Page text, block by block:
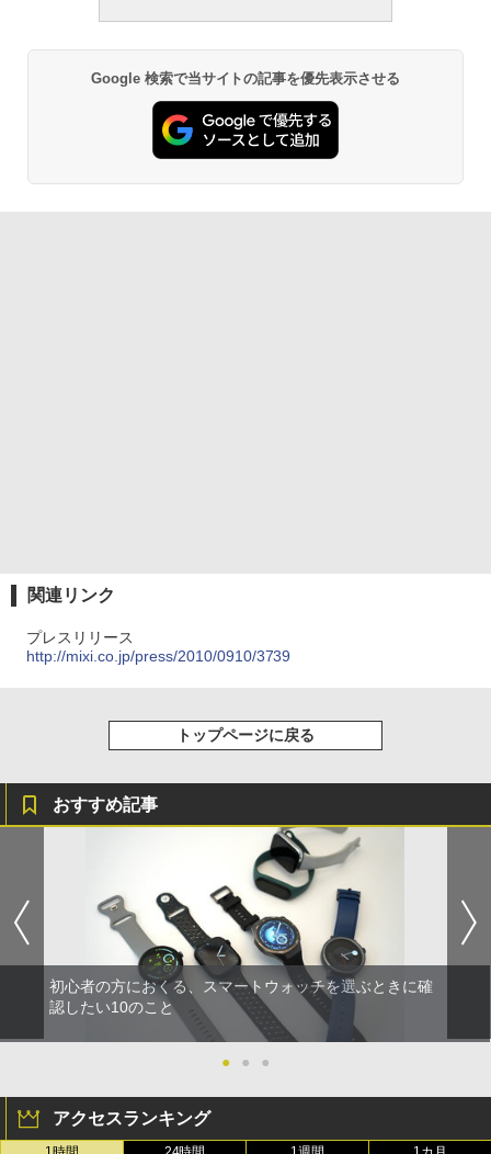
Google 検索で当サイトの記事を優先表示させる
関連リンク
プレスリリース
http://mixi.co.jp/press/2010/0910/3739
トップページに戻る
おすすめ記事
初心者の方におくる、スマートウォッチを選ぶときに確
認したい10のこと
● ● ●
アクセスランキング